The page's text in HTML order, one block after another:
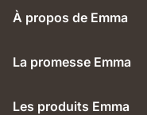
À propos de Emma
La promesse Emma
Les produits Emma